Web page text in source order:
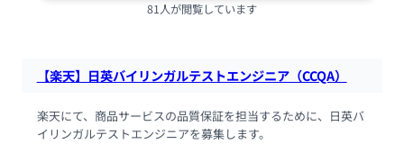
81人が閲覧しています
【楽天】日英バイリンガルテストエンジニア（CCQA）
楽天にて、商品サービスの品質保証を担当するために、日英バ
イリンガルテストエンジニアを募集します。